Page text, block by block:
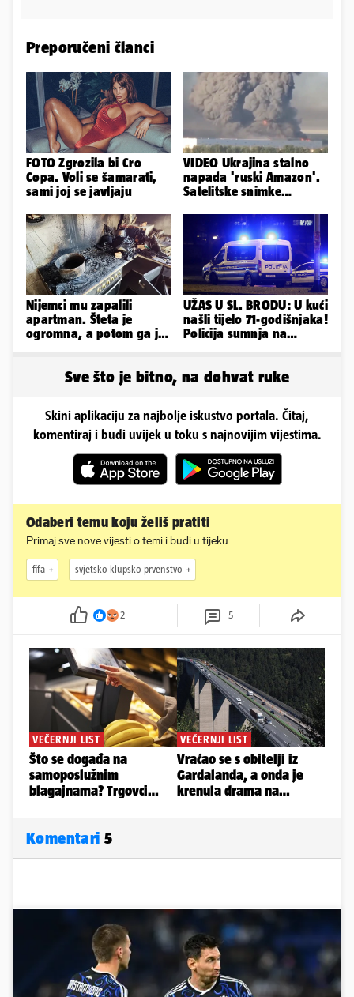
Preporučeni članci
FOTO Zgrozila bi Cro
Copa. Voli se šamarati,
sami joj se javljaju
VIDEO Ukrajina stalno
napada 'ruski Amazon'.
Satelitske snimke
Nijemci mu zapalili
apartman. Šteta je
ogromna, a potom ga je
UŽAS U SL. BRODU: U kući
našli tijelo 71-godišnjaka!
Policija sumnja na
Sve što je bitno, na dohvat ruke
Skini aplikaciju za najbolje iskustvo portala. Čitaj,
komentiraj i budi uvijek u toku s najnovijim vijestima.
Odaberi temu koju želiš pratiti
Primaj sve nove vijesti o temi i budi u tijeku
fifa svjetsko klupsko prvenstvo
2 5
Komentari 5